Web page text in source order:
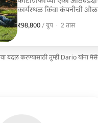
कार्यस्थळ किंवा कंपनीची
₹98,800 / ग्रुप
₹98,800, प्रति ग्रुप
, · 2 तास
बदल करण्यासाठी तुम्ही Dario यांना